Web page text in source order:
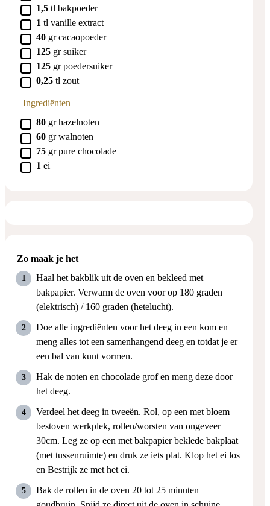
▢
1,5 tl bakpoeder
▢
1 tl vanille extract
▢
40 gr cacaopoeder
▢
125 gr suiker
▢
125 gr poedersuiker
▢
0,25 tl zout
Ingrediënten
▢
80 gr hazelnoten
▢
60 gr walnoten
▢
75 gr pure chocolade
▢
1 ei
Zo maak je het
Haal het bakblik uit de oven en bekleed met
bakpapier. Verwarm de oven voor op 180 graden
(elektrisch) / 160 graden (hetelucht).
Doe alle ingrediënten voor het deeg in een kom en
meng alles tot een samenhangend deeg en totdat je er
een bal van kunt vormen.
Hak de noten en chocolade grof en meng deze door
het deeg.
Verdeel het deeg in tweeën. Rol, op een met bloem
bestoven werkplek, rollen/worsten van ongeveer
30cm. Leg ze op een met bakpapier beklede bakplaat
(met tussenruimte) en druk ze iets plat. Klop het ei los
en Bestrijk ze met het ei.
Bak de rollen in de oven 20 tot 25 minuten